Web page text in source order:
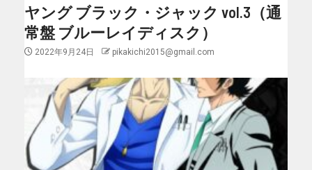
ヤング ブラック・ジャック vol.3（通
常盤 ブルーレイディスク）
2022年9月24日 pikakichi2015@gmail.com